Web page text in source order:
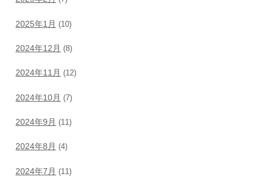
2025年1月 (10)
2024年12月 (8)
2024年11月 (12)
2024年10月 (7)
2024年9月 (11)
2024年8月 (4)
2024年7月 (11)